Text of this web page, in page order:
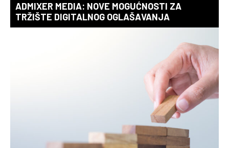
ADMIXER MEDIA: NOVE MOGUĆNOSTI ZA
TRŽIŠTE DIGITALNOG OGLAŠAVANJA